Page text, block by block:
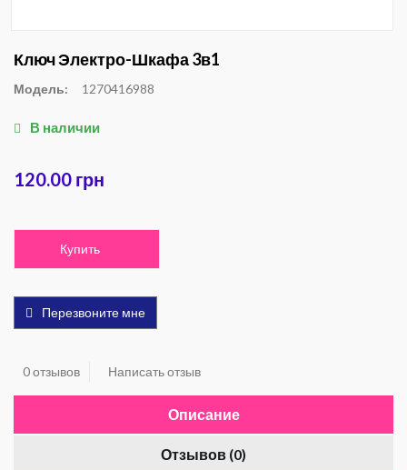
Ключ Электро-Шкафа 3в1
Модель: 1270416988
В наличии
120.00 грн
Купить
Перезвоните мне
0 отзывов Написать отзыв
Описание
Отзывов (0)